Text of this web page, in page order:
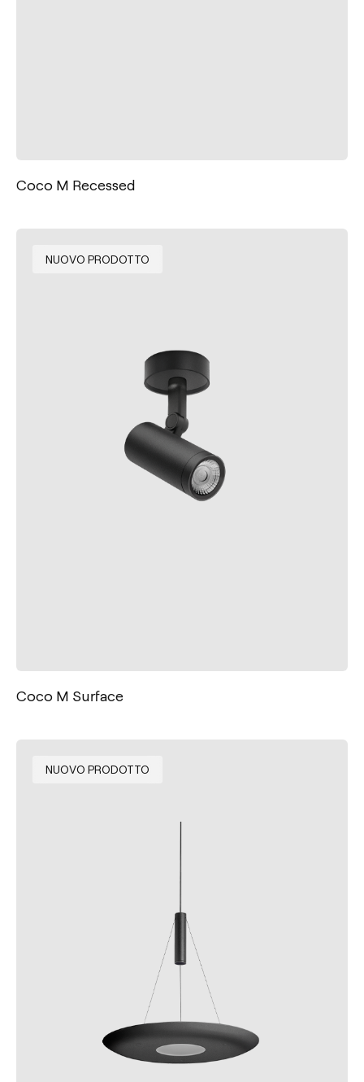
Coco M Recessed
NUOVO PRODOTTO
Coco M Surface
NUOVO PRODOTTO